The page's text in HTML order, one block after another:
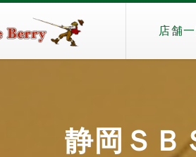
店舗
静岡ＳＢ